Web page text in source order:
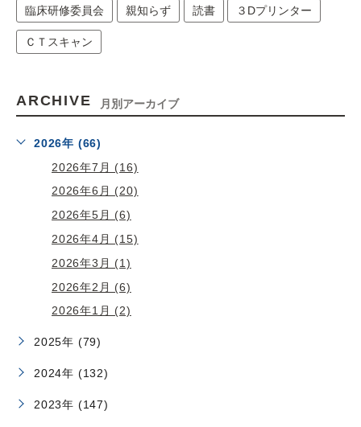
臨床研修委員会 親知らず 読書 ３Dプリンター
ＣＴスキャン
ARCHIVE 月別アーカイブ
2026年 (66)
2026年7月 (16)
2026年6月 (20)
2026年5月 (6)
2026年4月 (15)
2026年3月 (1)
2026年2月 (6)
2026年1月 (2)
2025年 (79)
2024年 (132)
2023年 (147)